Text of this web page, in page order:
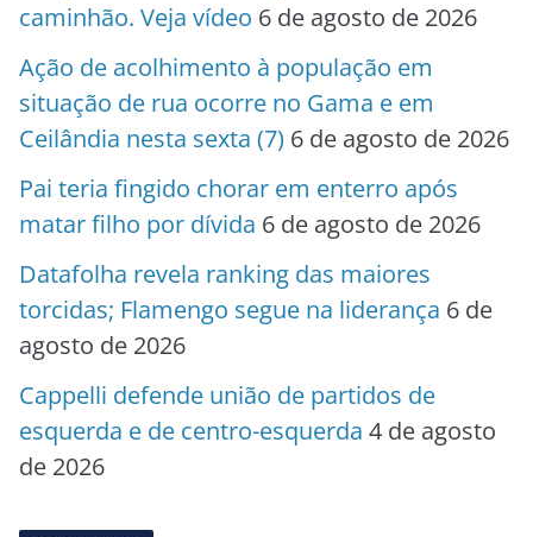
caminhão. Veja vídeo 6 de agosto de 2026
Ação de acolhimento à população em
situação de rua ocorre no Gama e em
Ceilândia nesta sexta (7) 6 de agosto de 2026
Pai teria fingido chorar em enterro após
matar filho por dívida 6 de agosto de 2026
Datafolha revela ranking das maiores
torcidas; Flamengo segue na liderança 6 de
agosto de 2026
Cappelli defende união de partidos de
esquerda e de centro-esquerda 4 de agosto
de 2026